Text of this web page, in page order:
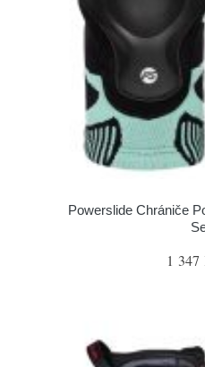
Powerslide Chrániče
1